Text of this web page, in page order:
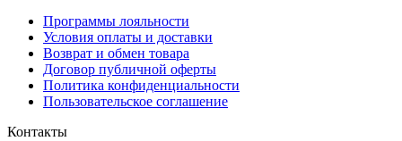
Программы лояльности
Условия оплаты и доставки
Возврат и обмен товара
Договор публичной оферты
Политика конфиденциальности
Пользовательское соглашение
Контакты